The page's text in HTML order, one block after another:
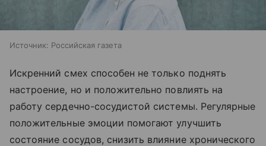
Источник: Российская газета
Искренний смех способен не только поднять
настроение, но и положительно повлиять на
работу сердечно-сосудистой системы. Регулярные
положительные эмоции помогают улучшить
состояние сосудов, снизить влияние хронического